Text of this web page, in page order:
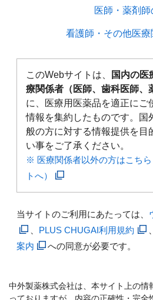
医師・薬剤師
看護師・その他医
このWebサイトは、
国内の医
療関係者（医師、歯科医師、
に、医療用医薬品を適正にご
情報を集約したものです。国
般の方に対する情報提供を目
い事をご了承ください。
※ 医療関係者以外の方はこち
トへ）
当サイトのご利用にあたっては、
PLUS CHUGAI利用規約
案内
への同意が必要です。
中外製薬株式会社は、本サイト上の情
っておりますが、内容の正確性・完